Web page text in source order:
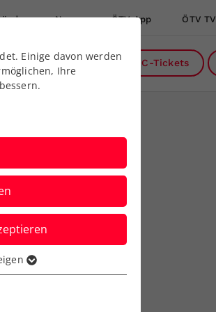
News ÖTV App ÖTV TV
uns FAQ DC-Tickets
Einige davon werden
Ihre
Funktionen der
die Webseite